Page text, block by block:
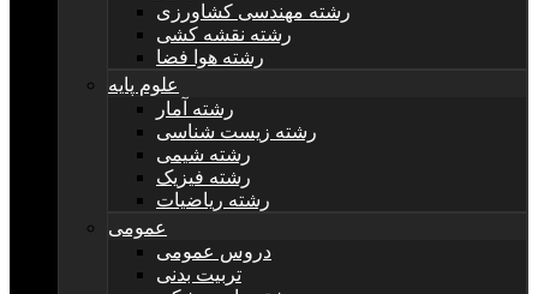
رشته مهندسی کشاورزی
رشته نقشه کشی
رشته هوا فضا
علوم پایه
رشته آمار
رشته زیست شناسی
رشته شیمی
رشته فیزیک
رشته ریاضیات
عمومی
دروس عمومی
تربیت بدنی